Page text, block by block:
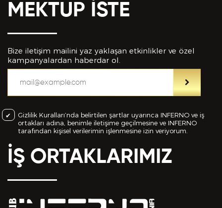
MEKTUP İSTE
Bize iletişim mailini yaz yaklaşan etkinlikler ve özel
kampanyalardan haberdar ol.
Gizlilik Kuralları’nda belirtilen şartlar uyarınca INFERNO ve iş
ortakları adına, benimle iletişime geçilmesine ve INFERNO
tarafından kişisel verilerimin işlenmesine izin veriyorum.
İŞ ORTAKLARIMIZ
CV EKLE
eksiksiz olarak tarafımdan doldurulduğunu, bu
bilgiler içinde esasa etki yapan herhangi bir eksiklik
veya yanlışlık olması ve bu durumun tespiti halinde
bunun Hizmet Sözleşmemin feshedilmesi için bir
sebep olanağını anlayarak kabul ettiğimi beyan
ederim.
BAŞVURUMU GÖNDER